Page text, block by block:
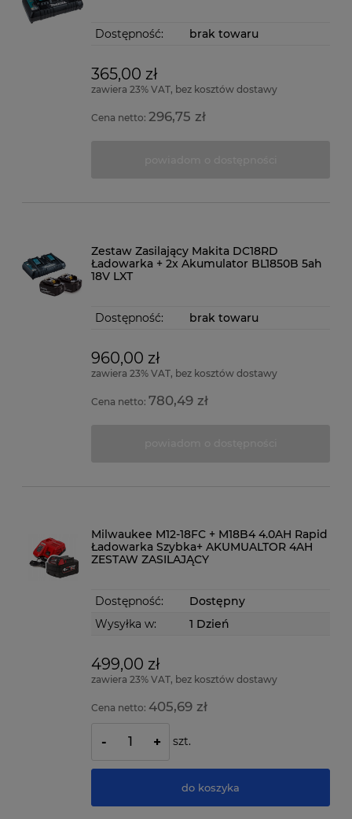
Dostępność: brak towaru
365,00 zł
zawiera 23% VAT, bez kosztów dostawy
Cena netto:296,75 zł
Zestaw Zasilający Makita DC18RD
Ładowarka + 2x Akumulator BL1850B 5ah
18V LXT
Dostępność: brak towaru
960,00 zł
zawiera 23% VAT, bez kosztów dostawy
Cena netto:780,49 zł
Milwaukee M12-18FC + M18B4 4.0AH Rapid
Ładowarka Szybka+ AKUMUALTOR 4AH
ZESTAW ZASILAJĄCY
Dostępność:
Dostępny
Wysyłka w:
1 Dzień
499,00 zł
zawiera 23% VAT, bez kosztów dostawy
Cena netto:405,69 zł
- + szt.
do koszyka